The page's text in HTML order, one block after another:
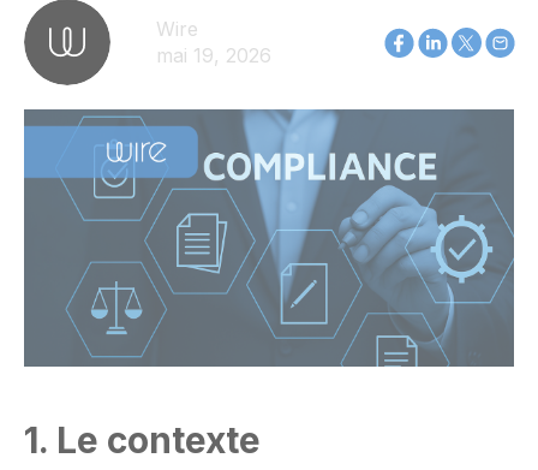
Wire
mai 19, 2026
1. Le contexte